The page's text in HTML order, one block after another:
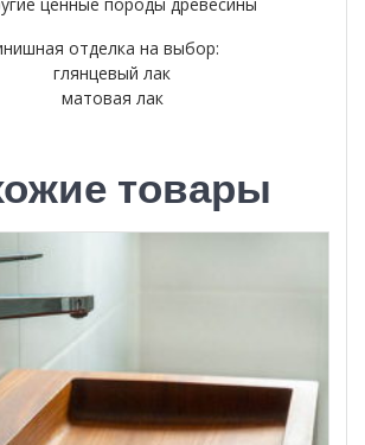
отделка на выбор:
глянцевый лак
матовая лак
товары